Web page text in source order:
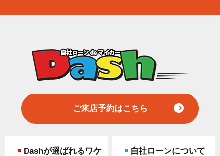
ご来店予約はこちら
Dashが選ばれるワケ 自社ローンについて